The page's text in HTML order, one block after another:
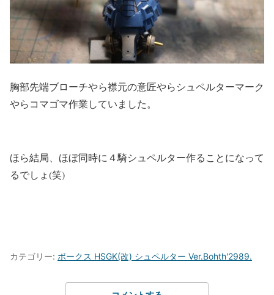
胸部先端ブローチやら襟元の意匠やらシュペルターマーク
やらコマゴマ作業していました。
ほら結局、ほぼ同時に４騎シュペルター作ることになって
るでしょ(笑)
カテゴリー: ボークス HSGK(改) シュペルター Ver.Bohth'2989.